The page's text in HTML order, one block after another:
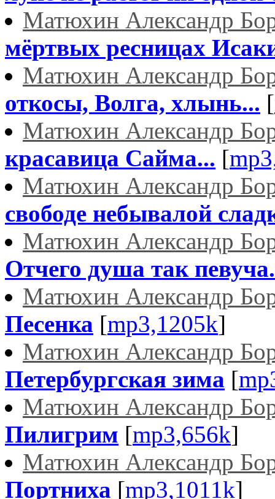
Матюхин Александр
мёртвых ресницах
Матюхин Александр
откосы, Волга, хлынь... [
Матюхин Александр
красавица Сайма... [
Матюхин Александр
свободе небывалой
Матюхин Александр
Отчего душа так
Матюхин Александр
Песенка [mp3,1205k]
Матюхин Александр
Петербургская зима [
Матюхин Александр
Пилигрим [mp3,656k]
Матюхин Александр
Портниха [mp3,1011k]